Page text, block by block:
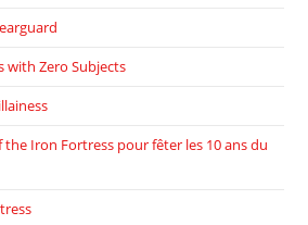
with Zero Subjects
Iron Fortress pour fêter les 10 ans du